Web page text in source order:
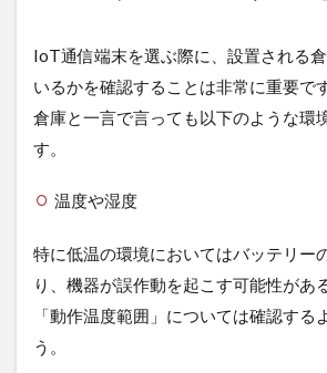
信
端
末
導
の
体
5
IoT
通
信
端
IoT通信端末を選ぶ際に、設置される
いるかを確認することは非常に重要です
倉庫と一言で言っても以下のような環
す。
温度や湿度
特に低温の環境においてはバッテリー
り、機器が誤作動を起こす可能性があ
「動作温度範囲」については確認する
う。